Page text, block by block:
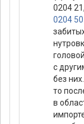
0204
0204
с
без
то
в